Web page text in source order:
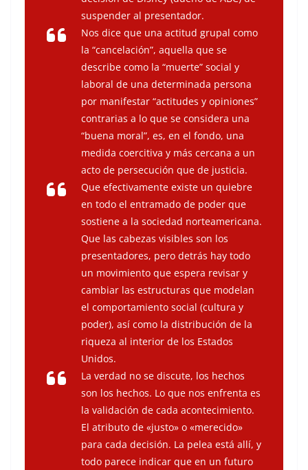
suspender al presentador.
Nos dice que una actitud grupal como
la “cancelación”, aquella que se
describe como la “muerte” social y
laboral de una determinada persona
por manifestar “actitudes y opiniones”
contrarias a lo que se considera una
“buena moral”, es, en el fondo, una
medida coercitiva y más cercana a un
acto de persecución que de justicia.
Que efectivamente existe un quiebre
en todo el entramado de poder que
sostiene a la sociedad norteamericana.
Que las cabezas visibles son los
presentadores, pero detrás hay todo
un movimiento que espera revisar y
cambiar las estructuras que modelan
el comportamiento social (cultura y
poder), así como la distribución de la
riqueza al interior de los Estados
Unidos.
La verdad no se discute, los hechos
son los hechos. Lo que nos enfrenta es
la validación de cada acontecimiento.
El atributo de «justo» o «merecido»
para cada decisión. La pelea está allí, y
todo parece indicar que en un futuro